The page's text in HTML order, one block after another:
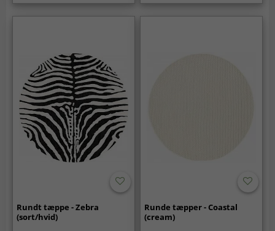
Rundt tæppe - Zebra
(sort/hvid)
Runde tæpper - Coastal
(cream)